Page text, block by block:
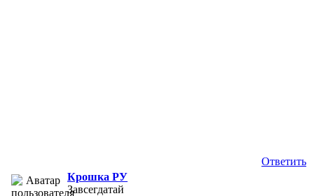
Ответить
Крошка РУ
Завсегдатай